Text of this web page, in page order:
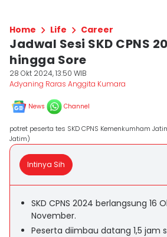
Home Life Career
Jadwal Sesi SKD CPNS
hingga Sore
28 Okt 2024, 13:50 WIB
Adyaning Raras Anggita Kumara
News Channel
potret peserta tes SKD CPNS Kemenkumham
Jatim)
Intinya Sih
SKD CPNS 2024 berlangsung 16
November.
Peserta diimbau datang 1,5 jam